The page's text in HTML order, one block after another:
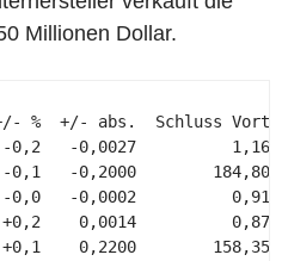
Millionen Dollar.
%  +/- abs.  Schluss
-0,2   -0,0027
0,1   -0,2000
-0,0   -0,0002
+0,2    0,0014
0,2200